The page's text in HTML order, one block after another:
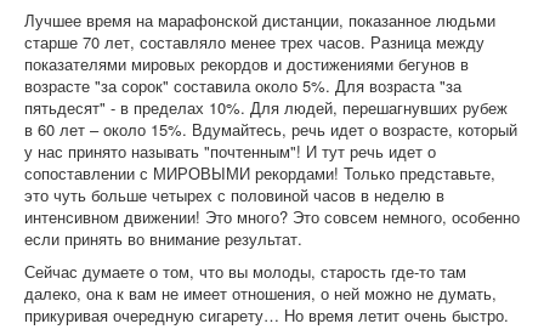
Лучшее время на марафонской дистанции, показанное людьми
старше 70 лет, составляло менее трех часов. Разница между
показателями мировых рекордов и достижениями бегунов в
возрасте "за сорок" составила около 5%. Для возраста "за
пятьдесят" - в пределах 10%. Для людей, перешагнувших рубеж
в 60 лет – около 15%. Вдумайтесь, речь идет о возрасте, который
у нас принято называть "почтенным"! И тут речь идет о
сопоставлении с МИРОВЫМИ рекордами! Только представьте,
это чуть больше четырех с половиной часов в неделю в
интенсивном движении! Это много? Это совсем немного, особенно
если принять во внимание результат.
Сейчас думаете о том, что вы молоды, старость где-то там
далеко, она к вам не имеет отношения, о ней можно не думать,
прикуривая очередную сигарету… Но время летит очень быстро.